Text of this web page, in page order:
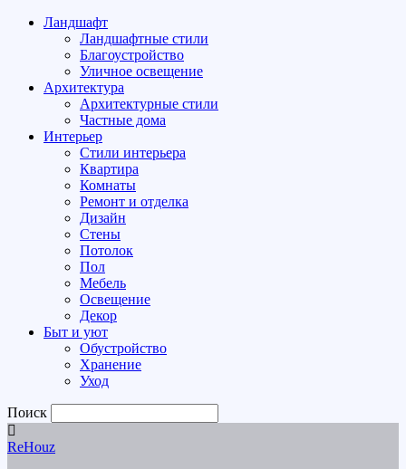
Ландшафт
Ландшафтные стили
Благоустройство
Уличное освещение
Архитектура
Архитектурные стили
Частные дома
Интерьер
Стили интерьера
Квартира
Комнаты
Ремонт и отделка
Дизайн
Стены
Потолок
Пол
Мебель
Освещение
Декор
Быт и уют
Обустройство
Хранение
Уход
Поиск
ReHouz